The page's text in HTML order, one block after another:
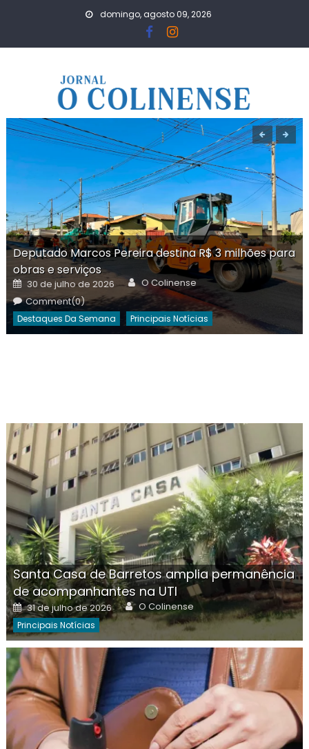
domingo, agosto 09, 2026
Deputado Marcos Pereira destina R$ 3 milhões para
obras e serviços
Posted
on
30 de julho de 2026 Author
O Colinense
Comment(0)
Destaques Da Semana Principais Notícias
Santa Casa de Barretos amplia permanência
de acompanhantes na UTI
Posted
on
31 de julho de 2026 Author
O Colinense
Principais Notícias